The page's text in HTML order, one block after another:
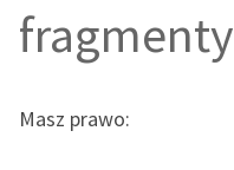
fragmenty
Masz prawo: